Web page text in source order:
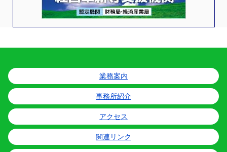
業務案内
事務所紹介
アクセス
関連リンク